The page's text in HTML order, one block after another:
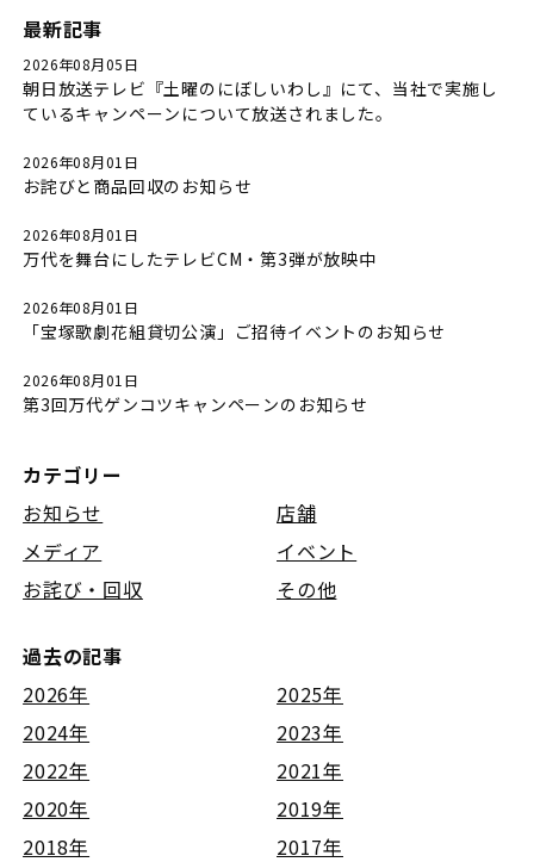
最新記事
2026年08月05日
朝日放送テレビ『土曜のにぼしいわし』にて、当社で実施し
ているキャンペーンについて放送されました。
2026年08月01日
お詫びと商品回収のお知らせ
2026年08月01日
万代を舞台にしたテレビCM・第3弾が放映中
2026年08月01日
「宝塚歌劇花組貸切公演」ご招待イベントのお知らせ
2026年08月01日
第3回万代ゲンコツキャンペーンのお知らせ
カテゴリー
お知らせ
店舗
メディア
イベント
お詫び・回収
その他
過去の記事
2026年
2025年
2024年
2023年
2022年
2021年
2020年
2019年
2018年
2017年